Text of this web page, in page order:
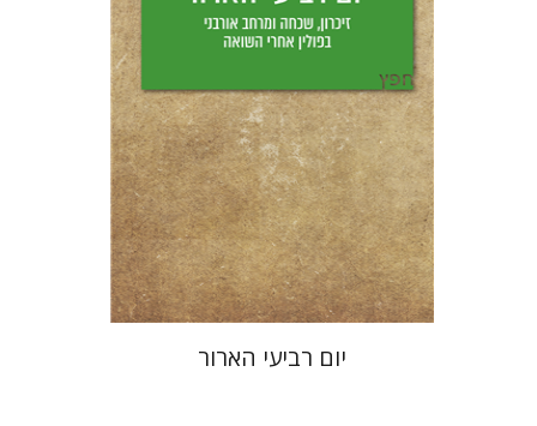
הנחת אתר ספר מודפס
$28
$25
יום רביעי הארור